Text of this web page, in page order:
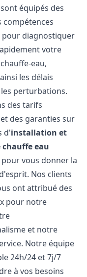
équipés des
compétences
pour diagnostiquer
votre
eau,
les délais
perturbations.
des tarifs
des garanties sur
d'installation et
eau
pour vous donner la
Nos clients
ont attribué des
pour notre
et notre
Notre équipe
24h/24 et 7j/7
à vos besoins